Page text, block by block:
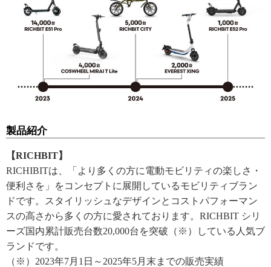
製品紹介
【RICHBIT】
RICHIBITは、「より多くの方に電動モビリティの楽しさ・
便利さを」をコンセプトに展開しているモビリティブラン
ドです。スタイリッシュなデザインとコストパフォーマン
スの高さから多くの方に愛されております。RICHBIT シリ
ーズ国内累計販売台数20,000台を突破（※）している人気ブ
ランドです。
（※）2023年7月1日～2025年5月末までの販売実績